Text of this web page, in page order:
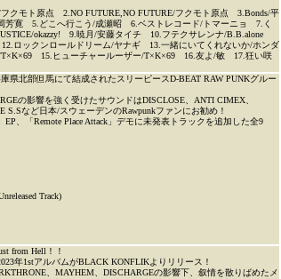
フクモト原点 2.NO FUTURE,NO FUTURE/フクモト原点 3.Bonds/平
芳寛 5.どこへ行こう/成瀬昭 6.ベストレコード/トマーニョ 7.く
okazzy! 9.暁月/安藤タイチ 10.フテクサレンナ/B.B.alone
ロックンロールドリーム/ヤナギ 13.一緒にいてくれないか/ホンダ
15.ヒューチャールーザー/T×K×69 16.友よ/敏 17.狂い咲
県北部但馬にて結成されたスリーピースD-BEAT RAW PUNKグルー
の影響を強く受けたサウンドはDISCLOSE、ANTI CIMEX、
S.Sなど日本/スウェーデンのRawpunkファンにお勧め！
EP、「Remote Place Attack」デモに未発表トラックを追加した全9
Track)
from Hell！！
年1stアルバムがBLACK KONFLIKよりリリース！
、MAYHEM、DISCHARGEの影響下、叙情を散りばめたメ